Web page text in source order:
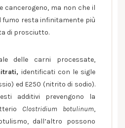
cancerogeno, ma non che il
fumo resta infinitamente più
di prosciutto.
delle carni processate,
identificati con le sigle
ed E250 (nitrito di sodio).
additivi prevengono la
Clostridium botulinum,
dall’altro possono